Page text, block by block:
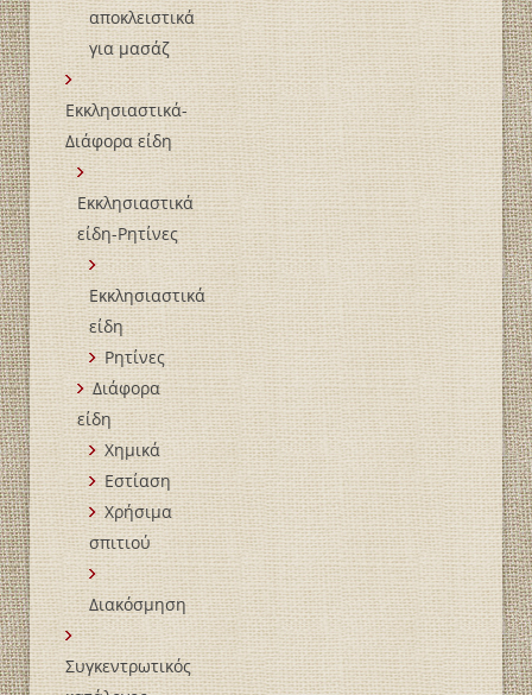
αποκλειστικά
για μασάζ
Εκκλησιαστικά-
Διάφορα είδη
Εκκλησιαστικά
είδη-Ρητίνες
Εκκλησιαστικά
είδη
Ρητίνες
Διάφορα
είδη
Χημικά
Εστίαση
Χρήσιμα
σπιτιού
Διακόσμηση
Συγκεντρωτικός